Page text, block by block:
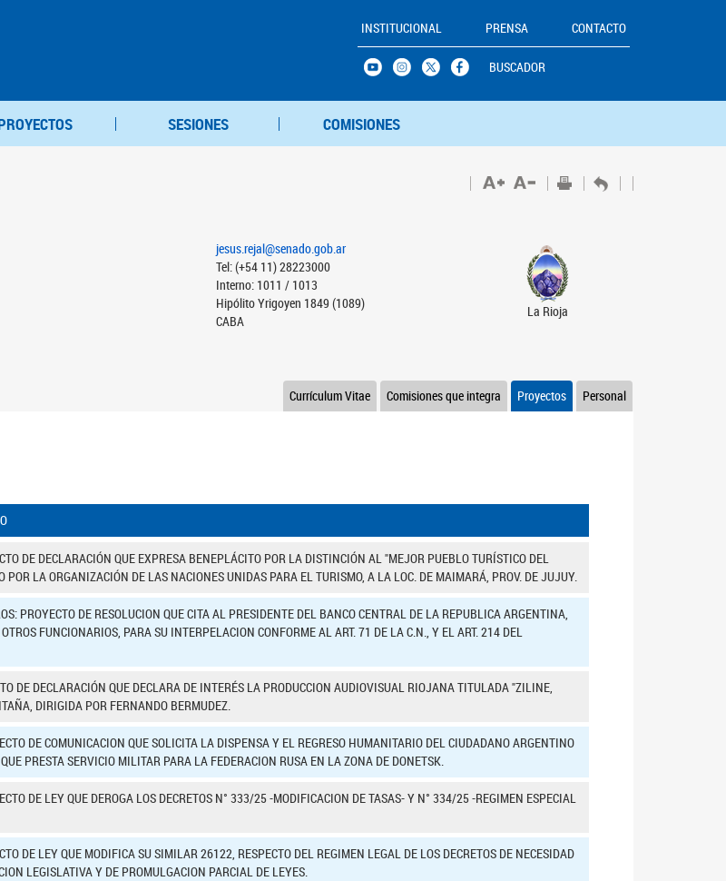
INSTITUCIONAL PRENSA CONTACTO
BUSCADOR
SESIONES COMISIONES
jesus.rejal@senado.gob.ar
Tel: (+54 11) 28223000
Interno: 1011 / 1013
Hipólito Yrigoyen 1849 (1089)
CABA
La Rioja
Personal
Proyectos
Comisiones que integra
Currículum Vitae
DE DECLARACIÓN QUE EXPRESA BENEPLÁCITO POR LA DISTINCIÓN AL "MEJOR PUEBLO TURÍSTICO DEL
POR LA ORGANIZACIÓN DE LAS NACIONES UNIDAS PARA EL TURISMO, A LA LOC. DE MAIMARÁ, PROV. DE JUJUY.
PROYECTO DE RESOLUCION QUE CITA AL PRESIDENTE DEL BANCO CENTRAL DE LA REPUBLICA ARGENTINA,
FUNCIONARIOS, PARA SU INTERPELACION CONFORME AL ART. 71 DE LA C.N., Y EL ART. 214 DEL
DE DECLARACIÓN QUE DECLARA DE INTERÉS LA PRODUCCION AUDIOVISUAL RIOJANA TITULADA "ZILINE,
DIRIGIDA POR FERNANDO BERMUDEZ.
DE COMUNICACION QUE SOLICITA LA DISPENSA Y EL REGRESO HUMANITARIO DEL CIUDADANO ARGENTINO
PRESTA SERVICIO MILITAR PARA LA FEDERACION RUSA EN LA ZONA DE DONETSK.
DE LEY QUE DEROGA LOS DECRETOS N° 333/25 -MODIFICACION DE TASAS- Y N° 334/25 -REGIMEN ESPECIAL
DE LEY QUE MODIFICA SU SIMILAR 26122, RESPECTO DEL REGIMEN LEGAL DE LOS DECRETOS DE NECESIDAD
LEGISLATIVA Y DE PROMULGACION PARCIAL DE LEYES.